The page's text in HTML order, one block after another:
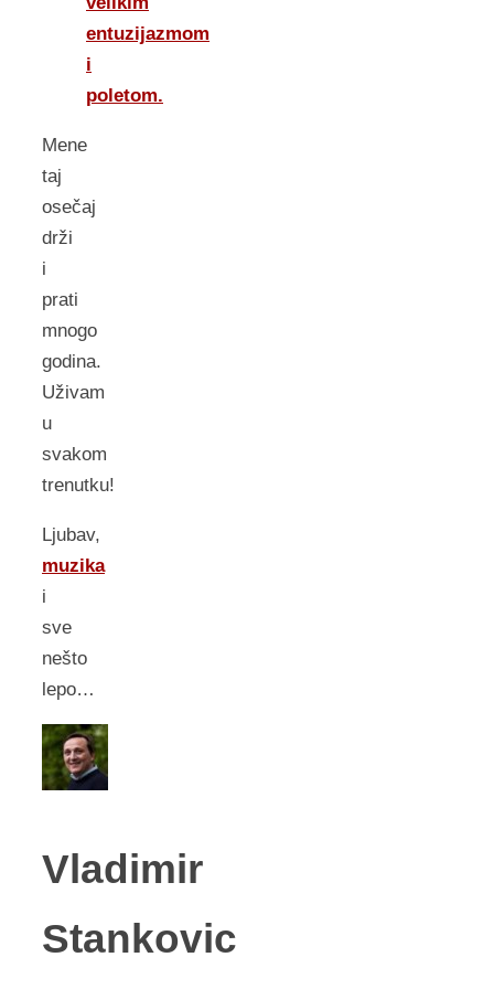
entuzijazmom
i
poletom.
Mene
taj
osečaj
drži
i
prati
mnogo
godina.
Uživam
u
svakom
trenutku!
Ljubav,
muzika
i
sve
nešto
lepo…
Vladimir
Stankovic